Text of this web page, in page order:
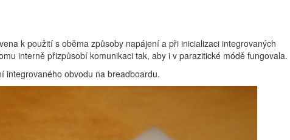
k použití s oběma způsoby napájení a při inicializaci integrovaných
interně přizpůsobí komunikaci tak, aby i v parazitické módě fungovala.
integrovaného obvodu na breadboardu.